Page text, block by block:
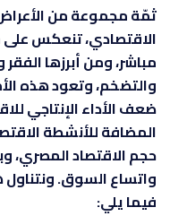
ثمّة مجموعة من
الاقتصادي، تنعكس
مباشر، ومن أبرزها
والتضخم، وتعود هذه
ضعف الأداء الإنتاجي
المضافة للأنشطة
حجم الاقتصاد المصري،
واتساع السوق.
فيما يلي: